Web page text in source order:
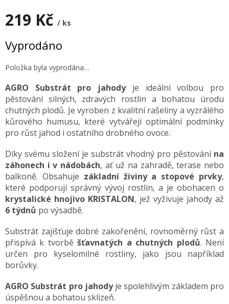
219 Kč / ks
cena:
Vyprodáno
Položka byla vyprodána…
AGRO Substrát pro jahodyje ideální volbou pro
pěstování silných, zdravých rostlin a bohatou úrodu
chutných plodů. Je vyroben z kvalitní rašeliny a vyzrálého
kůrového humusu, které vytvářejí optimální podmínky
pro růst jahod i ostatního drobného ovoce.
Díky svému složení je substrát vhodný pro pěstování na
záhonech i v nádobách, ať už na zahradě, terase nebo
balkoně. Obsahuje základní živiny a stopové prvky,
které podporují správný vývoj rostlin, a je obohacen o
krystalické hnojivo KRISTALON, jež vyživuje jahody až
6 týdnů po výsadbě.
Substrát zajišťuje dobré zakořenění, rovnoměrný růst a
přispívá k tvorběšťavnatých a chutných plodů. Není
určen pro kyselomilné rostliny, jako jsou například
borůvky.
AGRO Substrát pro jahodyje spolehlivým základem pro
úspěšnou a bohatou sklizeň.